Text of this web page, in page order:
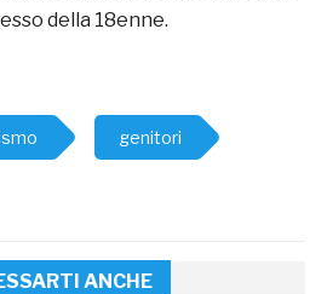
della 18enne.
genitori
ANCHE